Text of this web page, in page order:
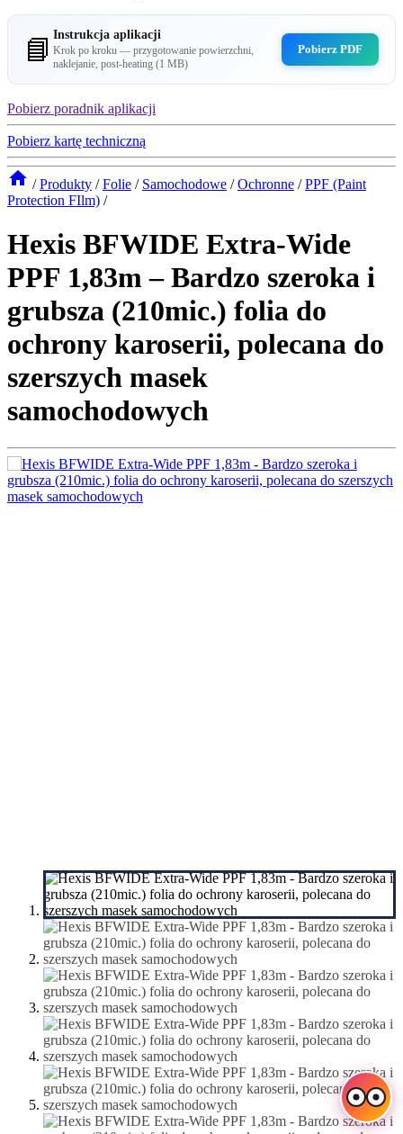
📘 Instrukcja aplikacji
Krok po kroku — przygotowanie powierzchni,
naklejanie, post-heating (1 MB)
Pobierz PDF
Pobierz poradnik aplikacji
Pobierz kartę techniczną
/ Produkty / Folie / Samochodowe / Ochronne / PPF (Paint
Protection FIlm) /
Hexis BFWIDE Extra-Wide
PPF 1,83m – Bardzo szeroka i
grubsza (210mic.) folia do
ochrony karoserii, polecana do
szerszych masek
samochodowych